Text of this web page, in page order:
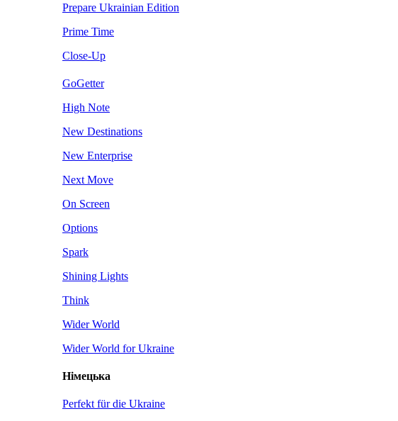
Prepare Ukrainian Edition
Prime Time
Close-Up
GoGetter
High Note
New Destinations
New Enterprise
Next Move
On Screen
Options
Spark
Shining Lights
Think
Wider World
Wider World for Ukraine
Німецька
Perfekt für die Ukraine